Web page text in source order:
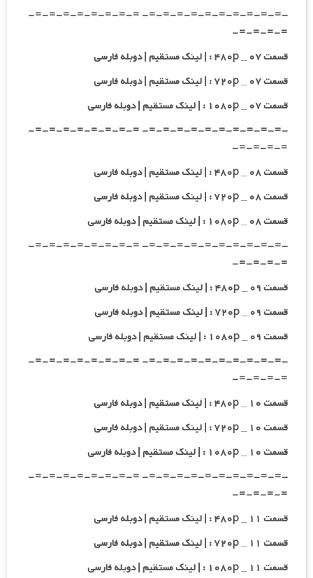
-=-=-=-=-=-=-=-=-=-=- =-=-=-=-=-=-=-=-
=-=-=-=-
قسمت ۰۷ _ ۴۸۰p : | لینک مستقیم | دوبله فارسی
قسمت ۰۷ _ ۷۲۰p : | لینک مستقیم | دوبله فارسی
قسمت ۰۷ _ ۱۰۸۰p : | لینک مستقیم | دوبله فارسی
-=-=-=-=-=-=-=-=-=-=- =-=-=-=-=-=-=-=-
=-=-=-=-
قسمت ۰۸ _ ۴۸۰p : | لینک مستقیم | دوبله فارسی
قسمت ۰۸ _ ۷۲۰p : | لینک مستقیم | دوبله فارسی
قسمت ۰۸ _ ۱۰۸۰p : | لینک مستقیم | دوبله فارسی
-=-=-=-=-=-=-=-=-=-=- =-=-=-=-=-=-=-=-
=-=-=-=-
قسمت ۰۹ _ ۴۸۰p : | لینک مستقیم | دوبله فارسی
قسمت ۰۹ _ ۷۲۰p : | لینک مستقیم | دوبله فارسی
قسمت ۰۹ _ ۱۰۸۰p : | لینک مستقیم | دوبله فارسی
-=-=-=-=-=-=-=-=-=-=- =-=-=-=-=-=-=-=-
=-=-=-=-
قسمت ۱۰ _ ۴۸۰p : | لینک مستقیم | دوبله فارسی
قسمت ۱۰ _ ۷۲۰p : | لینک مستقیم | دوبله فارسی
قسمت ۱۰ _ ۱۰۸۰p : | لینک مستقیم | دوبله فارسی
-=-=-=-=-=-=-=-=-=-=- =-=-=-=-=-=-=-=-
=-=-=-=-
قسمت ۱۱ _ ۴۸۰p : | لینک مستقیم | دوبله فارسی
قسمت ۱۱ _ ۷۲۰p : | لینک مستقیم | دوبله فارسی
قسمت ۱۱ _ ۱۰۸۰p : | لینک مستقیم | دوبله فارسی